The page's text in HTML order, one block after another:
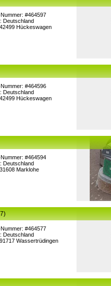
#464597
Deutschland
Hückeswagen
#464596
Deutschland
Hückeswagen
#464594
Deutschland
Marklohe
#464577
Deutschland
Wassertrüdingen